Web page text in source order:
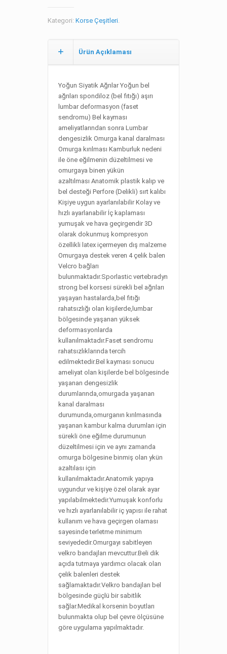
Kategori: Korse Çeşitleri.
Ürün Açıklaması
Yoğun Siyatik Ağrılar Yoğun bel
ağrıları spondiloz (bel fıtığı) aşırı
lumbar deformasyon (faset
sendromu) Bel kayması
ameliyatlarından sonra Lumbar
dengesizlik Omurga kanal daralması
Omurga kırılması Kamburluk nedeni
ile öne eğilmenin düzeltilmesi ve
omurgaya binen yükün
azaltılması Anatomik plastik kalıp ve
bel desteği Perfore (Delikli) sırt kalıbı
Kişiye uygun ayarlanılabilir Kolay ve
hızlı ayarlanabilir İç kaplaması
yumuşak ve hava geçirgendir 3D
olarak dokunmuş kompresyon
özellikli latex içermeyen dış malzeme
Omurgaya destek veren 4 çelik balen
Velcro bağları
bulunmaktadır.Sporlastic vertebradyn
strong bel korsesi sürekli bel ağrıları
yaşayan hastalarda,bel fıtığı
rahatsızlığı olan kişilerde,lumbar
bölgesinde yaşanan yüksek
deformasyonlarda
kullanılmaktadır.Faset sendromu
rahatsızlıklarında tercih
edilmektedir.Bel kayması sonucu
ameliyat olan kişilerde bel bölgesinde
yaşanan dengesizlik
durumlarında,omurgada yaşanan
kanal daralması
durumunda,omurganın kırılmasında
yaşanan kambur kalma durumları için
sürekli öne eğilme durumunun
düzeltilmesi için ve aynı zamanda
omurga bölgesine binmiş olan ykün
azaltılası için
kullanılmaktadır.Anatomik yapıya
uygundur ve kişiye özel olarak ayar
yapılabilmektedir.Yumuşak konforlu
ve hızlı ayarlanılabilir iç yapısı ile rahat
kullanım ve hava geçirgen olaması
sayesinde terletme minimum
seviyededir.Omurgayı sabitleyen
velkro bandajları mevcuttur.Beli dik
açıda tutmaya yardımcı olacak olan
çelik balenleri destek
sağlamaktadır.Velkro bandajları bel
bölgesinde güçlü bir sabitlik
sağlar.Medikal korsenin boyutları
bulunmakta olup bel çevre ölçüsüne
göre uygulama yapılmaktadır.